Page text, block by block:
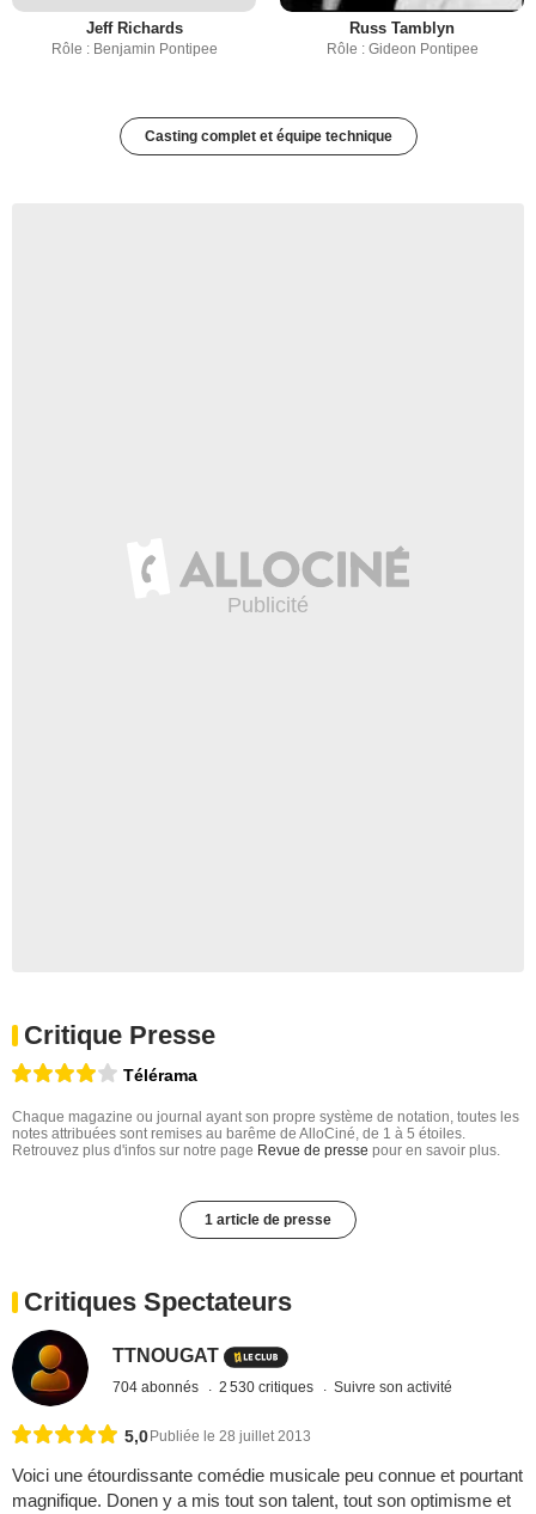
Jeff Richards
Rôle : Benjamin Pontipee
Russ Tamblyn
Rôle : Gideon Pontipee
Casting complet et équipe technique
Critique Presse
Télérama
Chaque magazine ou journal ayant son propre système de notation, toutes les
notes attribuées sont remises au barême de AlloCiné, de 1 à 5 étoiles.
Retrouvez plus d'infos sur notre page Revue de presse pour en savoir plus.
1 article de presse
Critiques Spectateurs
TTNOUGAT
704 abonnés 2 530 critiques Suivre son activité
5,0 Publiée le 28 juillet 2013
Voici une étourdissante comédie musicale peu connue et pourtant
magnifique. Donen y a mis tout son talent, tout son optimisme et